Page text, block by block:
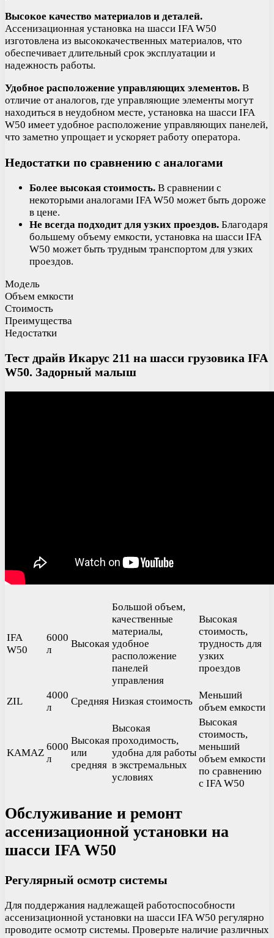
Высокое качество материалов и деталей.
Ассенизационная установка на шасси IFA W50
изготовлена из высококачественных материалов, что
обеспечивает длительный срок эксплуатации и
надежность работы.
Удобное расположение управляющих элементов. В
отличие от аналогов, где управляющие элементы могут
находиться в неудобном месте, установка на шасси IFA
W50 имеет удобное расположение управляющих панелей,
что заметно упрощает и ускоряет работу оператора.
Недостатки по сравнению с аналогами
Более высокая стоимость. В сравнении с
некоторыми аналогами IFA W50 может быть дороже
в цене.
Не всегда подходит для узких проездов. Благодаря
большему объему емкости, установка на шасси IFA
W50 может быть трудным транспортом для узких
проездов.
Модель
Объем емкости
Стоимость
Преимущества
Недостатки
Тест драйв Икарус 211 на шасси грузовика IFA
W50. Задорный малыш
IFA
W50
6000
л
Высокая
Большой объем,
качественные
материалы,
удобное
расположение
панелей
управления
Высокая
стоимость,
трудность для
узких
проездов
ZIL
4000
л
Средняя Низкая стоимость
Меньший
объем емкости
KAMAZ
6000
л
Высокая
или
средняя
Высокая
проходимость,
удобна для работы
в экстремальных
условиях
Высокая
стоимость,
меньший
объем емкости
по сравнению
с IFA W50
Обслуживание и ремонт
ассенизационной установки на
шасси IFA W50
Регулярный осмотр системы
Для поддержания надлежащей работоспособности
ассенизационной установки на шасси IFA W50 регулярно
проводите осмотр системы. Проверьте наличие различных